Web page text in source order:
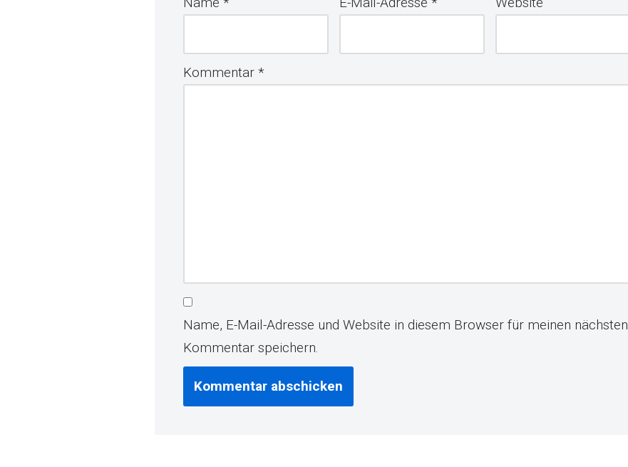
Kommentar *
Name, E-Mail-Adresse und Website in diesem Browser für meinen nächsten
Kommentar speichern.